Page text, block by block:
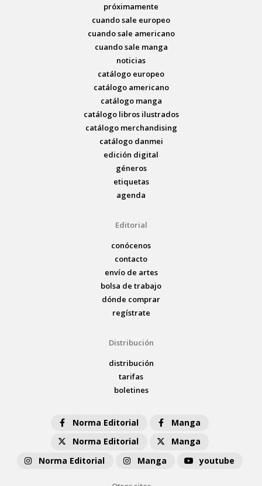
próximamente
cuando sale europeo
cuando sale americano
cuando sale manga
noticias
catálogo europeo
catálogo americano
catálogo manga
catálogo libros ilustrados
catálogo merchandising
catálogo danmei
edición digital
géneros
etiquetas
agenda
Editorial
conócenos
contacto
envío de artes
bolsa de trabajo
dónde comprar
regístrate
Distribución
distribución
tarifas
boletines
Norma Editorial
Manga
Norma Editorial
Manga
Norma Editorial
Manga youtube